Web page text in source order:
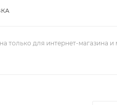
только для интернет-магазина